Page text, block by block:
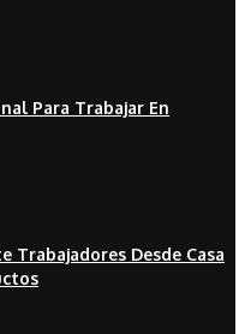
Para Trabajar En
Trabajadores Desde Casa